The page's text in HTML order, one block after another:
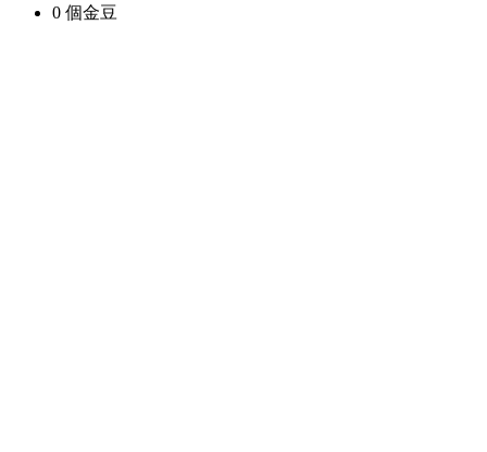
0 個金豆